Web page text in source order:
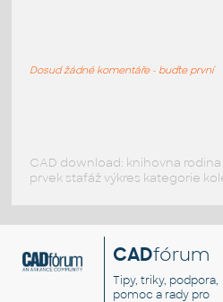
kabelkou
Dosud žádné komentáře - buďte první
CAD download: knihovna
prvek stafáž výkres kategorie
CADfórum
Tipy, triky, podpora,
pomoc a rady pro